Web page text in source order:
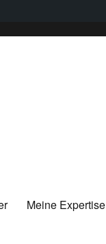
Meine Expertise